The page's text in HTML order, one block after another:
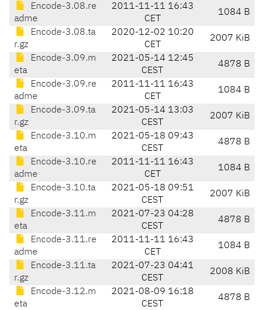
Encode-3.08.re
adme
2011-11-11 16:43
CET
1084 B
Encode-3.08.ta
r.gz
2020-12-02 10:20
CET
2007 KiB
Encode-3.09.m
eta
2021-05-14 12:45
CEST
4878 B
Encode-3.09.re
adme
2011-11-11 16:43
CET
1084 B
Encode-3.09.ta
r.gz
2021-05-14 13:03
CEST
2007 KiB
Encode-3.10.m
eta
2021-05-18 09:43
CEST
4878 B
Encode-3.10.re
adme
2011-11-11 16:43
CET
1084 B
Encode-3.10.ta
r.gz
2021-05-18 09:51
CEST
2007 KiB
Encode-3.11.m
eta
2021-07-23 04:28
CEST
4878 B
Encode-3.11.re
adme
2011-11-11 16:43
CET
1084 B
Encode-3.11.ta
r.gz
2021-07-23 04:41
CEST
2008 KiB
Encode-3.12.m
eta
2021-08-09 16:18
CEST
4878 B